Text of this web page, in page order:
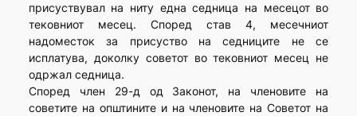
присуствувал на ниту една седница на месецот во
тековниот месец. Според став 4, месечниот
надоместок за присуство на седниците не се
исплатува, доколку советот во тековниот месец не
одржал седница.
Според член 29-д од Законот, на членовите на
советите на општините и на членовите на Советот на